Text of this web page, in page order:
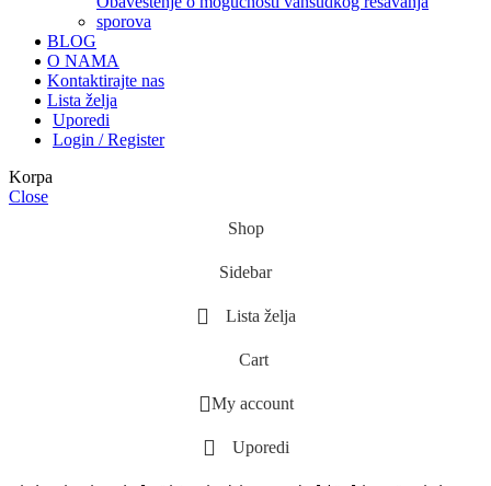
sporova
BLOG
O NAMA
Kontaktirajte nas
Lista želja
Uporedi
Login / Register
Korpa
Close
Shop
Sidebar
Lista želja
Cart
My account
Uporedi